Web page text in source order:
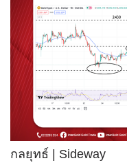
กลยุทธ์ | Sideway